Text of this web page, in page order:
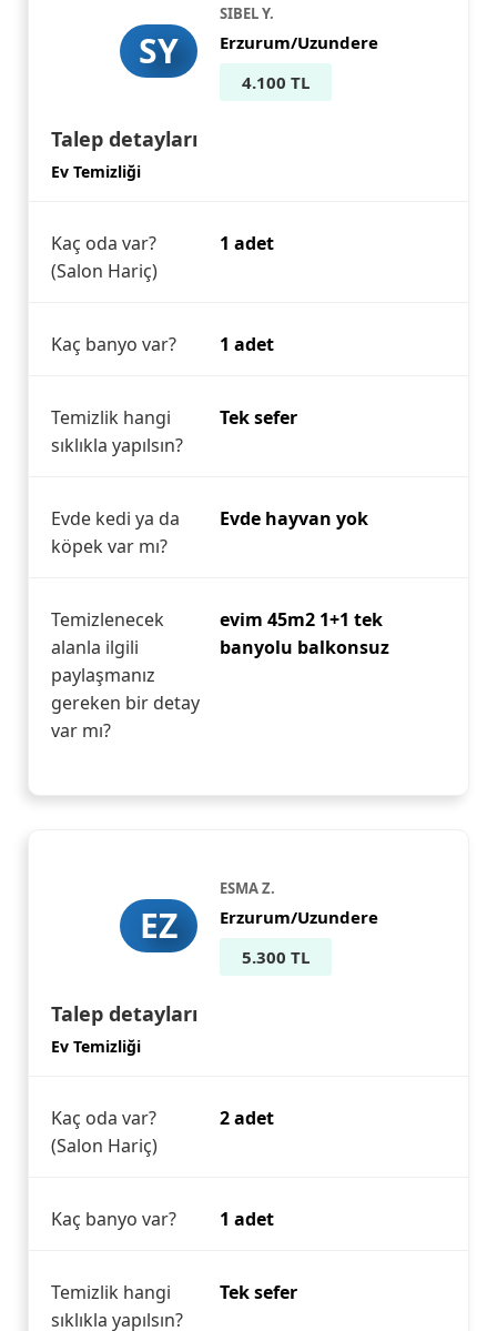
SY
SIBEL Y.
Erzurum/Uzundere
4.100 TL
Talep detayları
Ev Temizliği
Kaç oda var?
(Salon Hariç)
1 adet
Kaç banyo var? 1 adet
Temizlik hangi
sıklıkla yapılsın?
Tek sefer
Evde kedi ya da
köpek var mı?
Evde hayvan yok
Temizlenecek
alanla ilgili
paylaşmanız
gereken bir detay
var mı?
evim 45m2 1+1 tek
banyolu balkonsuz
EZ
ESMA Z.
Erzurum/Uzundere
5.300 TL
Talep detayları
Ev Temizliği
Kaç oda var?
(Salon Hariç)
2 adet
Kaç banyo var? 1 adet
Temizlik hangi
sıklıkla yapılsın?
Tek sefer